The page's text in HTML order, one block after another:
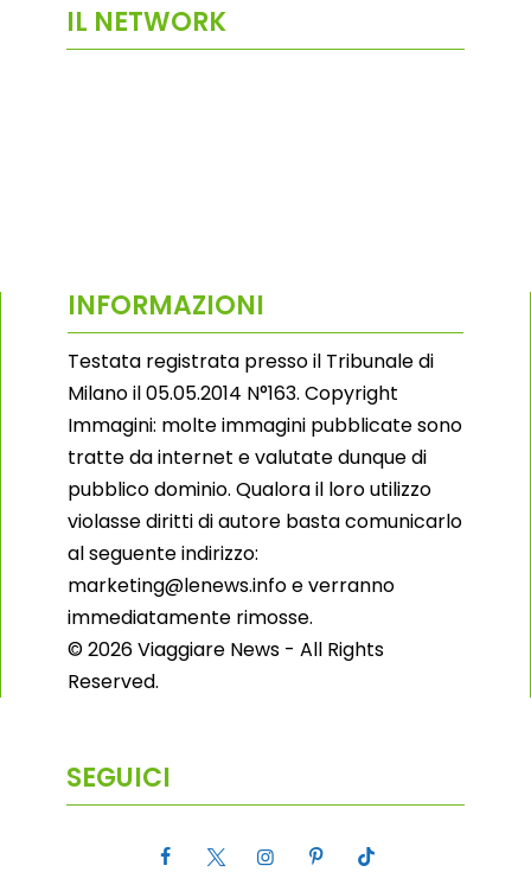
IL NETWORK
INFORMAZIONI
Testata registrata presso il Tribunale di
Milano il 05.05.2014 N°163. Copyright
Immagini: molte immagini pubblicate sono
tratte da internet e valutate dunque di
pubblico dominio. Qualora il loro utilizzo
violasse diritti di autore basta comunicarlo
al seguente indirizzo:
marketing@lenews.info e verranno
immediatamente rimosse.
© 2026 Viaggiare News - All Rights
Reserved.
SEGUICI